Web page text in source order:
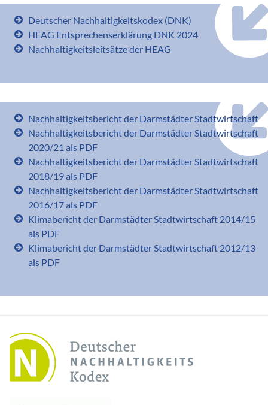
Deutscher Nachhaltigkeitskodex (DNK)
HEAG Entsprechenserklärung DNK 2024
Nachhaltigkeitsleitsätze der HEAG
Nachhaltigkeitsbericht der Darmstädter Stadtwirtschaft
Nachhaltigkeitsbericht der Darmstädter Stadtwirtschaft
2020/21 als PDF
Nachhaltigkeitsbericht der Darmstädter Stadtwirtschaft
2018/19 als PDF
Nachhaltigkeitsbericht der Darmstädter Stadtwirtschaft
2016/17 als PDF
Klimabericht der Darmstädter Stadtwirtschaft 2014/15
als PDF
Klimabericht der Darmstädter Stadtwirtschaft 2012/13
als PDF